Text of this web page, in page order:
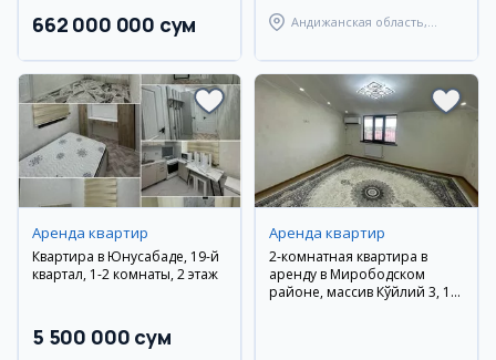
662 000 000 сум
Андижанская область,
Аренда квартир
Квартира в Юнусабаде, 19-й
квартал, 1-2 комнаты, 2 этаж
5 500 000 сум
Аренда квартир
2-комнатная квартира в
аренду в Мирободском
районе, массив Кўйлий 3, 10